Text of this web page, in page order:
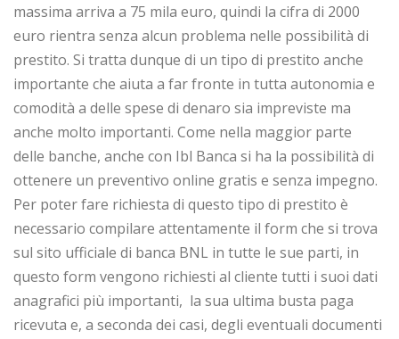
massima arriva a 75 mila euro, quindi la cifra di 2000
euro rientra senza alcun problema nelle possibilità di
prestito. Si tratta dunque di un tipo di prestito anche
importante che aiuta a far fronte in tutta autonomia e
comodità a delle spese di denaro sia impreviste ma
anche molto importanti. Come nella maggior parte
delle banche, anche con Ibl Banca si ha la possibilità di
ottenere un preventivo online gratis e senza impegno.
Per poter fare richiesta di questo tipo di prestito è
necessario compilare attentamente il form che si trova
sul sito ufficiale di banca BNL in tutte le sue parti, in
questo form vengono richiesti al cliente tutti i suoi dati
anagrafici più importanti, la sua ultima busta paga
ricevuta e, a seconda dei casi, degli eventuali documenti